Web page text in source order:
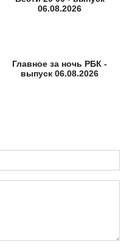
06.08.2026
Главное за ночь РБК -
выпуск 06.08.2026